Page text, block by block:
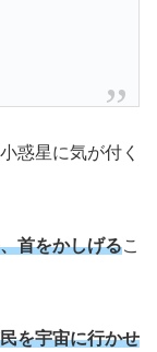
惑星に気が付く
首をかしげるこ
を宇宙に行かせ